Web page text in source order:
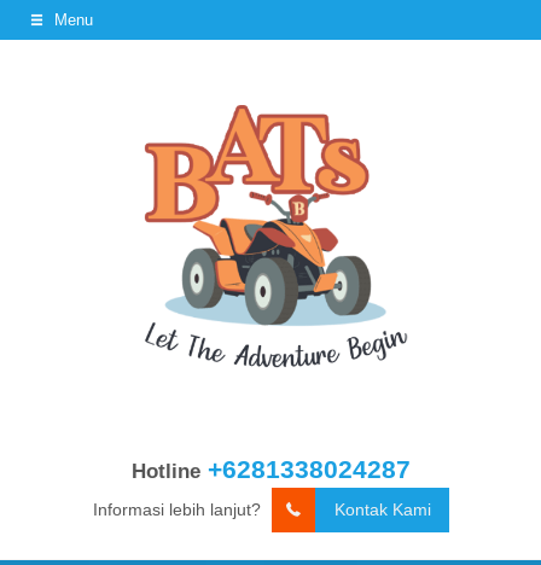
Menu
Hotline +6281338024287
Informasi lebih lanjut? Kontak Kami